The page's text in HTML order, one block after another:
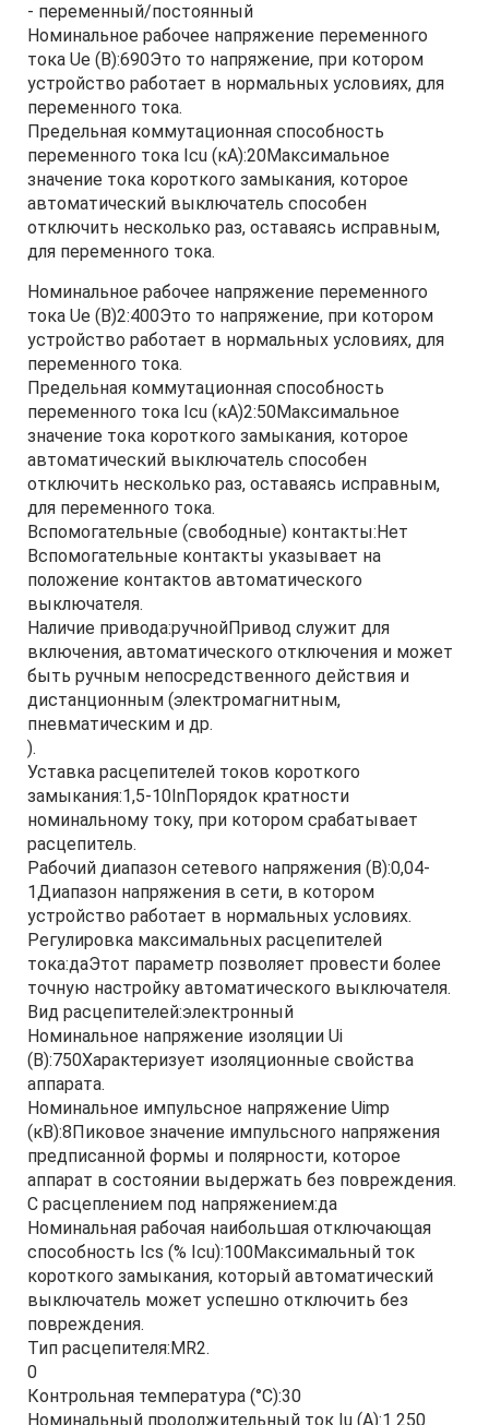
- переменный/постоянный
Номинальное рабочее напряжение переменного
тока Ue (В):690Это то напряжение, при котором
устройство работает в нормальных условиях, для
переменного тока.
Предельная коммутационная способность
переменного тока Icu (кА):20Максимальное
значение тока короткого замыкания, которое
автоматический выключатель способен
отключить несколько раз, оставаясь исправным,
для переменного тока.
Номинальное рабочее напряжение переменного
тока Ue (В)2:400Это то напряжение, при котором
устройство работает в нормальных условиях, для
переменного тока.
Предельная коммутационная способность
переменного тока Icu (кА)2:50Максимальное
значение тока короткого замыкания, которое
автоматический выключатель способен
отключить несколько раз, оставаясь исправным,
для переменного тока.
Вспомогательные (свободные) контакты:Нет
Вспомогательные контакты указывает на
положение контактов автоматического
выключателя.
Наличие привода:ручнойПривод служит для
включения, автоматического отключения и может
быть ручным непосредственного действия и
дистанционным (электромагнитным,
пневматическим и др.
).
Уставка расцепителей токов короткого
замыкания:1,5-10InПорядок кратности
номинальному току, при котором срабатывает
расцепитель.
Рабочий диапазон сетевого напряжения (В):0,04-
1Диапазон напряжения в сети, в котором
устройство работает в нормальных условиях.
Регулировка максимальных расцепителей
тока:даЭтот параметр позволяет провести более
точную настройку автоматического выключателя.
Вид расцепителей:электронный
Номинальное напряжение изоляции Ui
(В):750Характеризует изоляционные свойства
аппарата.
Номинальное импульсное напряжение Uimp
(кВ):8Пиковое значение импульсного напряжения
предписанной формы и полярности, которое
аппарат в состоянии выдержать без повреждения.
С расцеплением под напряжением:да
Номинальная рабочая наибольшая отключающая
способность Ics (% Icu):100Максимальный ток
короткого замыкания, который автоматический
выключатель может успешно отключить без
повреждения.
Тип расцепителя:MR2.
0
Контрольная температура (°С):30
Номинальный продолжительный ток Iu (А):1 250